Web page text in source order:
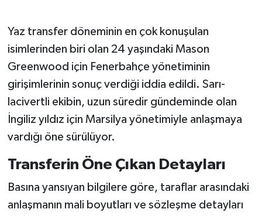
Yaz transfer döneminin en çok konuşulan
isimlerinden biri olan 24 yaşındaki Mason
Greenwood için Fenerbahçe yönetiminin
girişimlerinin sonuç verdiği iddia edildi. Sarı-
lacivertli ekibin, uzun süredir gündeminde olan
İngiliz yıldız için Marsilya yönetimiyle anlaşmaya
vardığı öne sürülüyor.
Transferin Öne Çıkan Detayları
Basına yansıyan bilgilere göre, taraflar arasındaki
anlaşmanın mali boyutları ve sözleşme detayları